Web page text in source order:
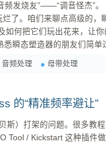
调音怪杰”。 今天咱们不聊那
了。咱们来聊点高级的，
何把它们玩出花来，让你
瞬态，我们可以让声音更
音频处理 母带处理
的“精准频率避让”
斯）打架的问题。很多教
/ Kickstart 这种插件做